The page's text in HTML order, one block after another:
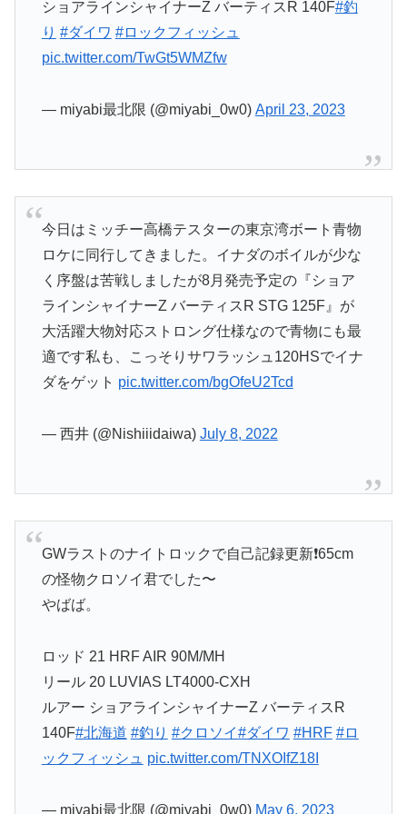
ショアラインシャイナーZ バーティスR 140F#釣
り #ダイワ #ロックフィッシュ
pic.twitter.com/TwGt5WMZfw
— miyabi最北限 (@miyabi_0w0) April 23, 2023
今日はミッチー高橋テスターの東京湾ボート青物
ロケに同行してきました。イナダのボイルが少な
く序盤は苦戦しましたが8月発売予定の『ショア
ラインシャイナーZ バーティスR STG 125F』が
大活躍大物対応ストロング仕様なので青物にも最
適です私も、こっそりサワラッシュ120HSでイナ
ダをゲット pic.twitter.com/bgOfeU2Tcd
— 西井 (@Nishiiidaiwa) July 8, 2022
GWラストのナイトロックで自己記録更新❗65cm
の怪物クロソイ君でした〜
やばば。
ロッド 21 HRF AIR 90M/MH
リール 20 LUVIAS LT4000-CXH
ルアー ショアラインシャイナーZ バーティスR
140F#北海道 #釣り #クロソイ#ダイワ #HRF #ロ
ックフィッシュ pic.twitter.com/TNXOIfZ18I
— miyabi最北限 (@miyabi_0w0) May 6, 2023